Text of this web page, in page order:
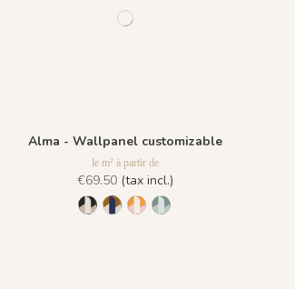
Alma - Wallpanel customizable
le m² à partir de
€69.50 (tax incl.)
1146 - Noir Ivoire
1147 - Ocre Bleu
1148 - Rose Orangé
1149 - Vert Grisé